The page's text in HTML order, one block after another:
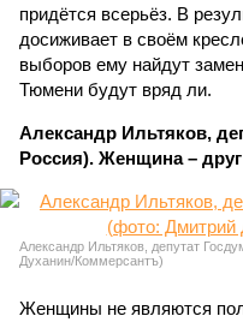
придётся всерьёз. В
досиживает в своём
выборов ему найдут
Тюмени будут вряд ли.
Александр Ильтяков,
Россия). Женщина –
Александр Ильтяков, депутат
Духанин/Коммерсантъ)
Женщины не являются